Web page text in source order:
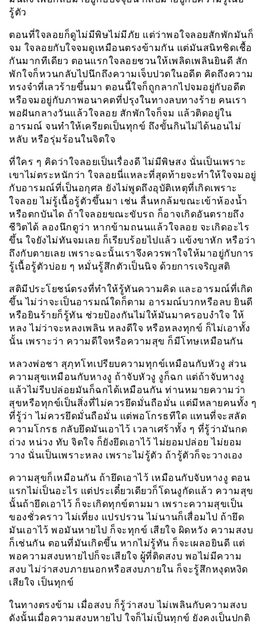
รู้ตัว
ตอนที่ใจลอยก็ดูไม่มีพิษไม่มีภัย แต่ว่าพอใจลอยสักพักมันก็
จม ใจลอยกับใจจมดูเหมือนตรงข้ามกัน แต่มันสนิทชิดเชื้อ
กันมากทีเดียว ตอนแรกใจลอยชวนให้เพลิดเพลินยินดี สัก
พักใจก็หวนกลับไปนึกถึงความเจ็บปวดในอดีต คิดถึงความ
ทรงจำที่เลวร้ายขึ้นมา ตอนนี้ใจก็ถูกลากไปจมอยู่กับอดีต
หรือจมอยู่กับภาพอนาคตที่ปรุงในทางลบทางร้าย คนเรา
พอฝันกลางวันแล้วใจลอย สักพักใจก็จม แล้วติดอยู่ใน
อารมณ์ จนทำให้เครียดเป็นทุกข์ ถึงขั้นกินไม่ได้นอนไม่
หลับ หรือรุ่มร้อนในจิตใจ
ที่ใคร ๆ คิดว่าใจลอยเป็นเรื่องดี ไม่มีพิษสง นั่นเป็นเพราะ
เขาไม่ตระหนักว่า ใจลอยนี่แหละที่สุดท้ายจะทำให้ใจจมอยู่
กับอารมณ์ที่เป็นอกุศล ยังไม่พูดถึงอุบัติเหตุที่เกิดเพราะ
ใจลอย ไม่รู้เนื้อรู้ตัวขึ้นมา เช่น ลื่นหกล้มขณะเข้าห้องน้ำ
หรือตกบันได ถ้าใจลอยขณะขับรถ ก็อาจเกิดอันตรายถึง
ชีวิตได้ ลองนึกดูว่า หากข้ามถนนแล้วใจลอย จะเกิดอะไร
ขึ้น ใจยังไม่ทันจมเลย ก็เรียบร้อยไปแล้ว แข้งขาหัก หรือว่า
ถึงกับตายเลย เพราะฉะนั้นเราจึงควรพาใจให้มาอยู่กับการ
รู้เนื้อรู้ตัวบ่อย ๆ หมั่นรู้สึกตัวเป็นนิจ ด้วยการเจริญสติ
สติมีประโยชน์ตรงที่ทำให้รู้ทันความคิด และอารมณ์ที่เกิด
ขึ้น ไม่ว่าจะเป็นอารมณ์ใดก็ตาม อารมณ์บวกหรือลบ ยินดี
หรือยินร้ายก็รู้ทัน ช่วยป้องกันไม่ให้มันมาครอบงำใจ ให้
หลง ไม่ว่าจะหลงเพลิน หลงดีใจ หรือหลงทุกข์ ก็ไม่เอาทั้ง
นั้น เพราะว่า ความดีใจหรือความสุข ก็มีโทษเหมือนกัน
หลวงพ่อชา สุภฺทโทเปรียบความทุกข์เหมือนกับหัวงู ส่วน
ความสุขเหมือนกับหางงู ถ้าจับหัวงู งูก็ฉก แต่ถ้าจับหางงู
แล้วไม่รีบปล่อยมันก็ฉกได้เหมือนกัน ท่านหมายความว่า
สุขหรือทุกข์เป็นสิ่งที่ไม่ควรยึดมั่นถือมั่น แต่มีหลายคนทั้ง ๆ
ที่รู้ว่า ไม่ควรยึดมั่นถือมั่น แต่พอโกรธทีใด แทนที่จะสลัด
ความโกรธ กลับยึดมันเอาไว้ เวลาเศร้าทั้ง ๆ ที่รู้ว่ามันกด
ถ่วง หน่วง ทับ จิตใจ ก็ยังยึดเอาไว้ ไม่ยอมปล่อย ไม่ยอม
วาง นั่นเป็นเพราะหลง เพราะไม่รู้ตัว ถ้ารู้ตัวก็จะวางเอง
ความสุขก็เหมือนกัน ถ้ายึดเอาไว้ เหมือนกับจับหางงู ตอน
แรกไม่เป็นอะไร แต่ประเดี๋ยวเดียวก็โดนงูกัดแล้ว ความสุข
นั้นถ้ายึดเอาไว้ ก็จะเกิดทุกข์ตามมา เพราะความสุขเป็น
ของชั่วคราว ไม่เที่ยง แปรปรวน ไม่นานก็เสื่อมไป ถ้ายึด
มันเอาไว้ พอมันหายไป ก็จะทุกข์ เสียใจ ผิดหวัง ความสงบ
ก็เช่นกัน ตอนที่มันเกิดขึ้น หากไม่รู้ทัน ก็จะเผลอยินดี แต่
พอความสงบหายไปก็จะเสียใจ ผู้ที่ติดสงบ พอไม่มีความ
สงบ ไม่ว่าสงบภายนอกหรือสงบภายใน ก็จะรู้สึกหงุดหงิด
เสียใจ เป็นทุกข์
ในทางตรงข้าม เมื่อสงบ ก็รู้ว่าสงบ ไม่เพลินกับความสงบ
ดังนั้นเมื่อความสงบหายไป ใจก็ไม่เป็นทุกข์ ยังคงเป็นปกติ